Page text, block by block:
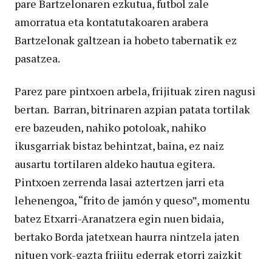
pare Bartzelonaren ezkutua, futbol zale
amorratua eta kontatutakoaren arabera
Bartzelonak galtzean ia hobeto tabernatik ez
pasatzea.
Parez pare pintxoen arbela, frijituak ziren nagusi
bertan. Barran, bitrinaren azpian patata tortilak
ere bazeuden, nahiko potoloak, nahiko
ikusgarriak bistaz behintzat, baina, ez naiz
ausartu tortilaren aldeko hautua egitera.
Pintxoen zerrenda lasai aztertzen jarri eta
lehenengoa, “frito de jamón y queso”, momentu
batez Etxarri-Aranatzera egin nuen bidaia,
bertako Borda jatetxean haurra nintzela jaten
nituen york-gazta frijitu ederrak etorri zaizkit